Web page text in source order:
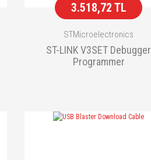
3.518,72 TL
STMicroelectronics
ST-LINK V3SET Debugger
Programmer